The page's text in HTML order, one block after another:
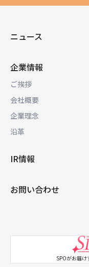
ニュース
企業情報
ご挨拶
会社概要
企業理念
沿革
IR情報
お問い合わせ
SPOがお届